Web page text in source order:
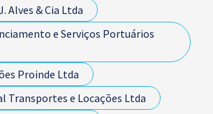
Alves & Cia Ltda
e Serviços Portuários
Proinde Ltda
Transportes e Locações Ltda